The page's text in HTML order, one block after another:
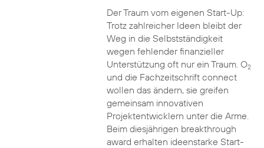
Der Traum vom eigenen Start-Up:
Trotz zahlreicher Ideen bleibt der
Weg in die Selbstständigkeit
wegen fehlender finanzieller
Unterstützung oft nur ein Traum. O2
und die Fachzeitschrift connect
wollen das ändern, sie greifen
gemeinsam innovativen
Projektentwicklern unter die Arme.
Beim diesjährigen breakthrough
award erhalten ideenstarke Start-